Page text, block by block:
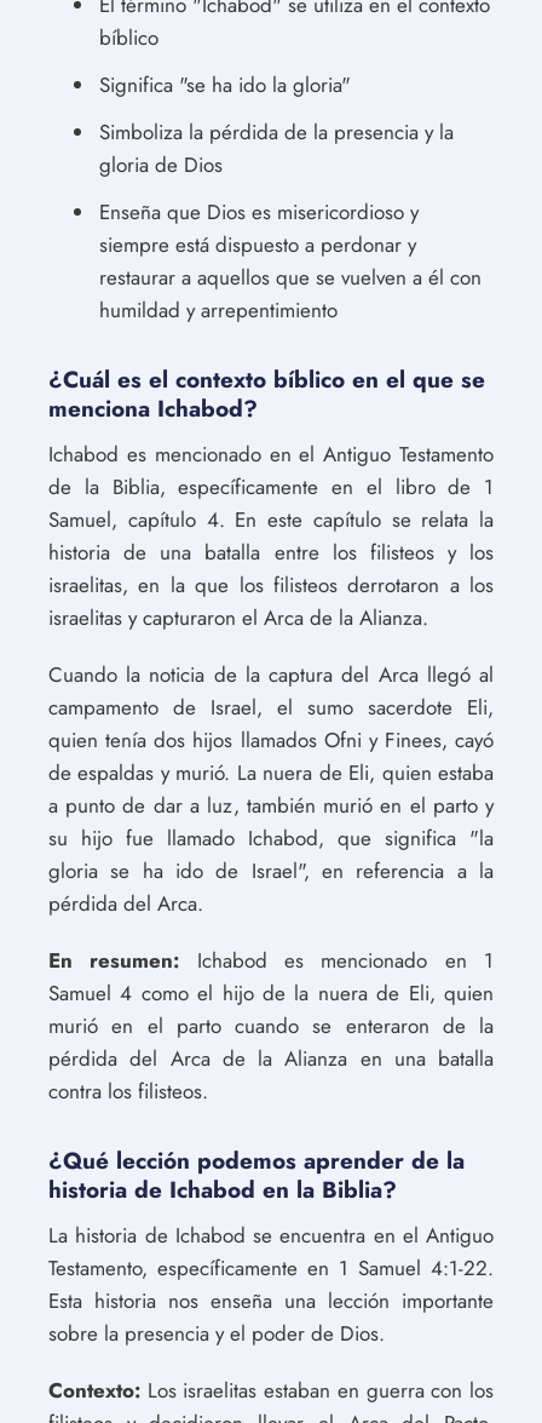
bíblico
Significa "se ha ido la gloria"
Simboliza la pérdida de la presencia y la
gloria de Dios
Enseña que Dios es misericordioso y
siempre está dispuesto a perdonar y
restaurar a aquellos que se vuelven a él con
humildad y arrepentimiento
¿Cuál es el contexto bíblico en el que se
menciona Ichabod?
Ichabod es mencionado en el Antiguo Testamento
de la Biblia, específicamente en el libro de 1
Samuel, capítulo 4. En este capítulo se relata la
historia de una batalla entre los filisteos y los
israelitas, en la que los filisteos derrotaron a los
israelitas y capturaron el Arca de la Alianza.
Cuando la noticia de la captura del Arca llegó al
campamento de Israel, el sumo sacerdote Eli,
quien tenía dos hijos llamados Ofni y Finees, cayó
de espaldas y murió. La nuera de Eli, quien estaba
a punto de dar a luz, también murió en el parto y
su hijo fue llamado Ichabod, que significa "la
gloria se ha ido de Israel", en referencia a la
pérdida del Arca.
En resumen: Ichabod es mencionado en 1
Samuel 4 como el hijo de la nuera de Eli, quien
murió en el parto cuando se enteraron de la
pérdida del Arca de la Alianza en una batalla
contra los filisteos.
¿Qué lección podemos aprender de la
historia de Ichabod en la Biblia?
La historia de Ichabod se encuentra en el Antiguo
Testamento, específicamente en 1 Samuel 4:1-22.
Esta historia nos enseña una lección importante
sobre la presencia y el poder de Dios.
Contexto: Los israelitas estaban en guerra con los